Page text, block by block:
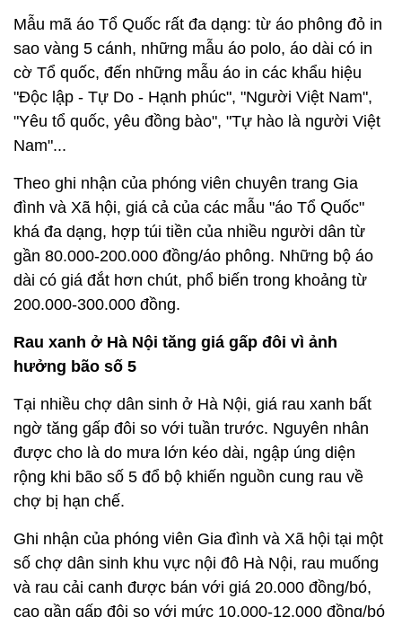
Mẫu mã áo Tổ Quốc rất đa dạng: từ áo phông đỏ in
sao vàng 5 cánh, những mẫu áo polo, áo dài có in
cờ Tổ quốc, đến những mẫu áo in các khẩu hiệu
"Độc lập - Tự Do - Hạnh phúc", "Người Việt Nam",
"Yêu tổ quốc, yêu đồng bào", "Tự hào là người Việt
Nam"...
Theo ghi nhận của phóng viên chuyên trang Gia
đình và Xã hội, giá cả của các mẫu "áo Tổ Quốc"
khá đa dạng, hợp túi tiền của nhiều người dân từ
gần 80.000-200.000 đồng/áo phông. Những bộ áo
dài có giá đắt hơn chút, phổ biến trong khoảng từ
200.000-300.000 đồng.
Rau xanh ở Hà Nội tăng giá gấp đôi vì ảnh
hưởng bão số 5
Tại nhiều chợ dân sinh ở Hà Nội, giá rau xanh bất
ngờ tăng gấp đôi so với tuần trước. Nguyên nhân
được cho là do mưa lớn kéo dài, ngập úng diện
rộng khi bão số 5 đổ bộ khiến nguồn cung rau về
chợ bị hạn chế.
Ghi nhận của phóng viên Gia đình và Xã hội tại một
số chợ dân sinh khu vực nội đô Hà Nội, rau muống
và rau cải canh được bán với giá 20.000 đồng/bó,
cao gần gấp đôi so với mức 10.000-12.000 đồng/bó